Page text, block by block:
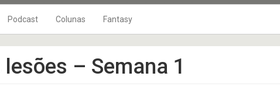
NFL Temporada 2024
NFL Temporada 2025
Podcast
10 Jardas no Ar
DRIVE FINAL
Colunas
10Jardas na Bolsa
Playbook
Fantasy
Fantasy Football 2026
Fantasy Football 2019
– Semana 1